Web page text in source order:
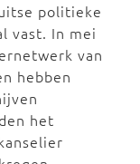
politieke
vast. In mei
van
hebben
het